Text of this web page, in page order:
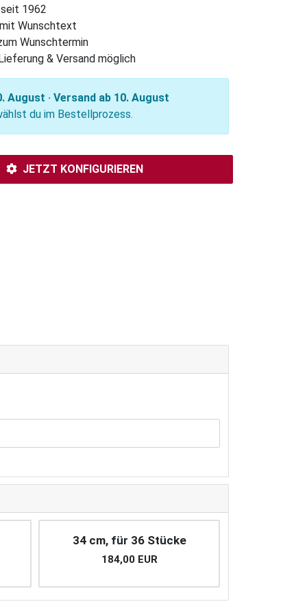
1962
Wunschtext
Wunschtermin
& Versand möglich
August · Versand ab 10. August
du im Bestellprozess.
JETZT KONFIGURIEREN
34 cm, für 36 Stücke
184,00 EUR